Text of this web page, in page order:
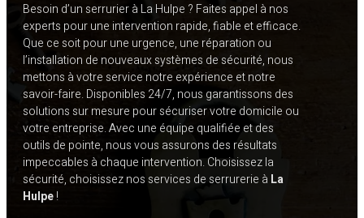
Besoin d’un serrurier à La Hulpe ? Faites appel à nos
experts pour une intervention rapide, fiable et efficace.
Que ce soit pour une urgence, une réparation ou
l’installation de nouveaux systèmes de sécurité, nous
mettons à votre service notre expérience et notre
savoir-faire. Disponibles 24/7, nous garantissons des
solutions sur mesure pour sécuriser votre domicile ou
votre entreprise. Avec une équipe qualifiée et des
outils de pointe, nous vous assurons des résultats
impeccables à chaque intervention. Choisissez la
sécurité, choisissez nos services de serrurerie à La
Hulpe!